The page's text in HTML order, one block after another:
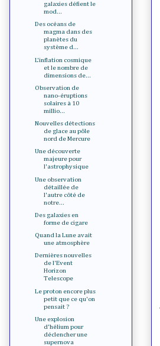
galaxies défient le
mod...
Des océans de
magma dans des
planètes du
système d...
L'inflation cosmique
et le nombre de
dimensions de...
Observation de
nano-éruptions
solaires à 10
millio...
Nouvelles détections
de glace au pôle
nord de Mercure
Une découverte
majeure pour
l'astrophysique
Une observation
détaillée de
l'autre côté de
notre...
Des galaxies en
forme de cigare
Quand la Lune avait
une atmosphère
Dernières nouvelles
de l'Event
Horizon
Telescope
Le proton encore plus
petit que ce qu'on
pensait ?
Une explosion
d'hélium pour
déclencher une
supernova